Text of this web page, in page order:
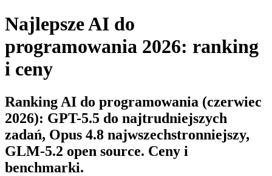
Najlepsze AI do
programowania 2026: ranking
i ceny
Ranking AI do programowania (czerwiec
2026): GPT-5.5 do najtrudniejszych
zadań, Opus 4.8 najwszechstronniejszy,
GLM-5.2 open source. Ceny i
benchmarki.